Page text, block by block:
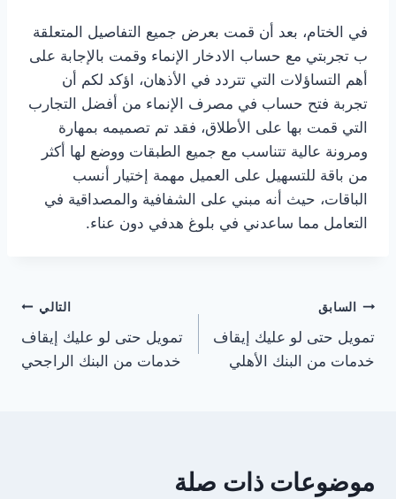
في الختام، بعد أن قمت بعرض جميع التفاصيل المتعلقة
ب تجربتي مع حساب الادخار الإنماء وقمت بالإجابة على
أهم التساؤلات التي تتردد في الأذهان، اؤكد لكم أن
تجربة فتح حساب في مصرف الإنماء من أفضل التجارب
التي قمت بها على الأطلاق، فقد تم تصميمه بمهارة
ومرونة عالية تتناسب مع جميع الطبقات ووضع لها أكثر
من باقة للتسهيل على العميل مهمة إختيار أنسب
الباقات، حيث أنه مبني على الشفافية والمصداقية في
التعامل مما ساعدني في بلوغ هدفي دون عناء.
تصفّح
المقالات
السابق
تمويل حتى لو عليك إيقاف
خدمات من البنك الأهلي
التالي
تمويل حتى لو عليك إيقاف
خدمات من البنك الراجحي
موضوعات ذات صلة